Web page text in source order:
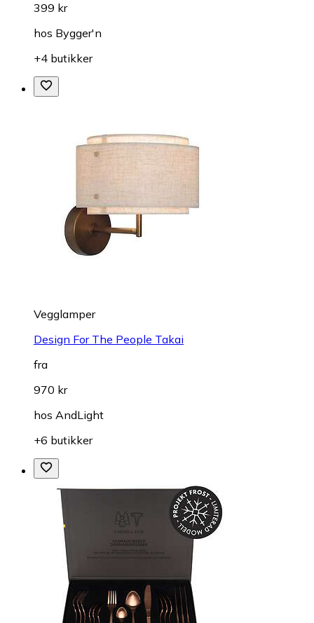
399 kr
hos Bygger'n
+4 butikker
Vegglamper
Design For The People Takai
fra
970 kr
hos AndLight
+6 butikker